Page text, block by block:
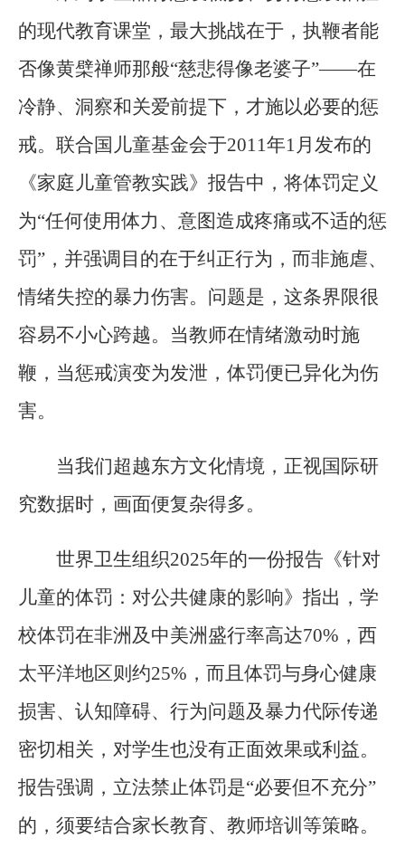
的现代教育课堂，最大挑战在于，执鞭者能
否像黄檗禅师那般“慈悲得像老婆子”——在
冷静、洞察和关爱前提下，才施以必要的惩
戒。联合国儿童基金会于2011年1月发布的
《家庭儿童管教实践》报告中，将体罚定义
为“任何使用体力、意图造成疼痛或不适的惩
罚”，并强调目的在于纠正行为，而非施虐、
情绪失控的暴力伤害。问题是，这条界限很
容易不小心跨越。当教师在情绪激动时施
鞭，当惩戒演变为发泄，体罚便已异化为伤
害。
当我们超越东方文化情境，正视国际研
究数据时，画面便复杂得多。
世界卫生组织2025年的一份报告《针对
儿童的体罚：对公共健康的影响》指出，学
校体罚在非洲及中美洲盛行率高达70%，西
太平洋地区则约25%，而且体罚与身心健康
损害、认知障碍、行为问题及暴力代际传递
密切相关，对学生也没有正面效果或利益。
报告强调，立法禁止体罚是“必要但不充分”
的，须要结合家长教育、教师培训等策略。